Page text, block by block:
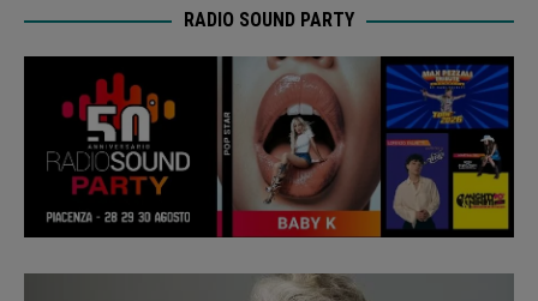
RADIO SOUND PARTY